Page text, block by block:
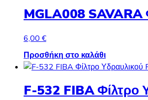
MGLA008 SAVARA
6,00 €
Προσθήκη στο καλάθι
F-532 FIBA Φίλτρο